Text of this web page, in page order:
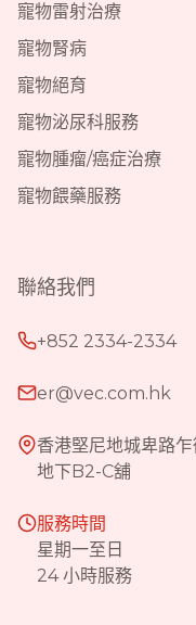
寵物雷射治療
寵物腎病
寵物絕育
寵物泌尿科服務
寵物腫瘤/癌症治療
寵物餵藥服務
聯絡我們
+852 2334-2334
er@vec.com.hk
香港堅尼地城卑路
地下B2-C舖
服務時間
星期一至日
24 小時服務